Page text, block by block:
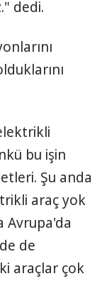
dedi.
bu işin
Şu anda
araç yok
Avrupa'da
de
araçlar çok